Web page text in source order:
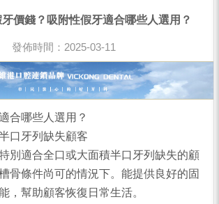
價錢？吸附性假牙適合哪些人選用？
發佈時間：2025-03-11
合哪些人選用？
口牙列缺失顧客
別適合全口或大面積半口牙列缺失的顧
骨條件尚可的情況下。能提供良好的固
，幫助顧客恢復日常生活。